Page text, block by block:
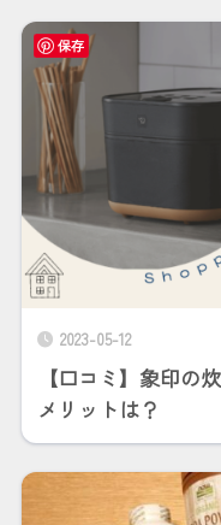
2023-05-12
【口コミ】象印の
メリットは？
保存